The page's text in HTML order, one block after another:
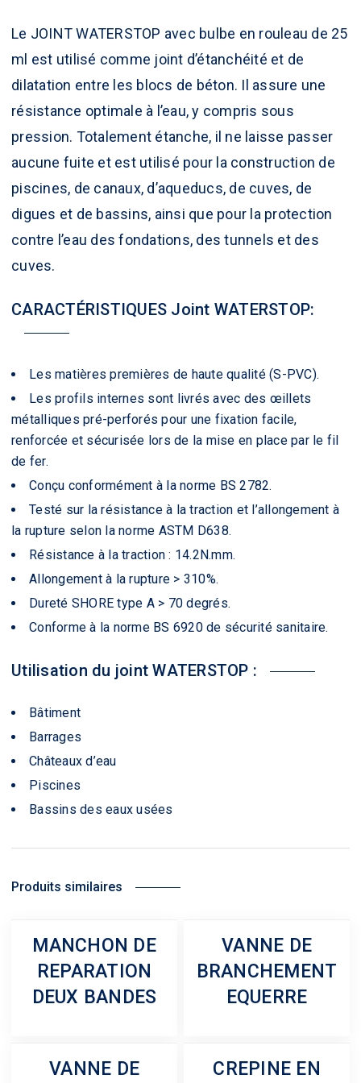
Le JOINTWATERSTOP avec bulbe en rouleau de 25
ml est utilisé comme joint d’étanchéité et de
dilatation entre les blocs de béton. Il assure une
résistance optimale à l’eau, y compris sous
pression. Totalement étanche, il ne laisse passer
aucune fuite et est utilisé pour la construction de
piscines, de canaux, d’aqueducs, de cuves, de
digues et de bassins, ainsi que pour la protection
contre l’eau des fondations, des tunnels et des
cuves.
CARACTÉRISTIQUES Joint WATERSTOP:
Les matières premières de haute qualité (S-PVC).
Les profils internes sont livrés avec des œillets
métalliques pré-perforés pour une fixation facile,
renforcée et sécurisée lors de la mise en place par le fil
de fer.
Conçu conformément à la norme BS 2782.
Testé sur la résistance à la traction et l’allongement à
la rupture selon la norme ASTM D638.
Résistance à la traction : 14.2N.mm.
Allongement à la rupture > 310%.
Dureté SHORE type A > 70 degrés.
Conforme à la norme BS 6920de sécurité sanitaire.
Utilisation du joint WATERSTOP :
Bâtiment
Barrages
Châteaux d’eau
Piscines
Bassins des eaux usées
Produits similaires
MANCHON DE
REPARATION
DEUX BANDES
VANNE DE
BRANCHEMENT
EQUERRE
VANNE DE
CREPINE EN